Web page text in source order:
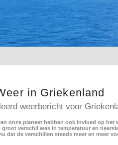
in Griekenland
weerbericht voor
onze planeet hebben ook invloed op het
groot verschil was in temperatuur en
dat de verschillen steeds meer en meer